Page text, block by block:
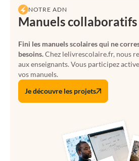
NOTRE ADN
Manuels collaboratifs
Fini les manuels scolaires qui ne
besoins.Chez lelivrescolaire.fr, nous
aux enseignants. Vous participez
vos manuels.
Je découvre les projets